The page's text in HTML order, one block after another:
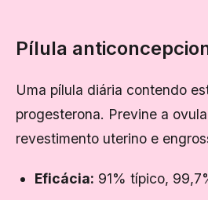
Pílula
Uma pílula diária contendo
progesterona. Previne a
revestimento uterino e
Eficácia: 91% típico,